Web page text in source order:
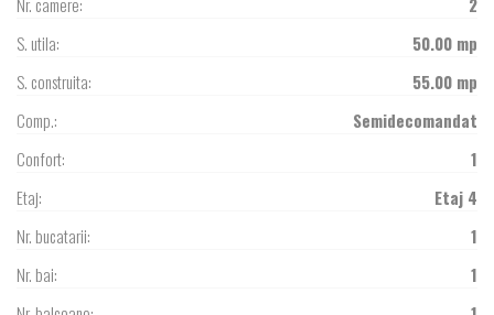
S. utila:
50.00 mp
S. construita:
55.00 mp
Comp.:
Semidecomandat
Confort:
1
Etaj:
Etaj 4
Nr. bucatarii:
1
Nr. bai:
1